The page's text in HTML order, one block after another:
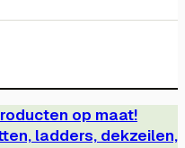
op maat!
ladders, dekzeilen,